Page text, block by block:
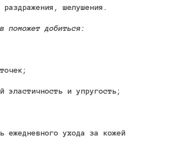
шелушения.
поможет добиться:
эластичность и упругость;
ежедневного ухода за кожей